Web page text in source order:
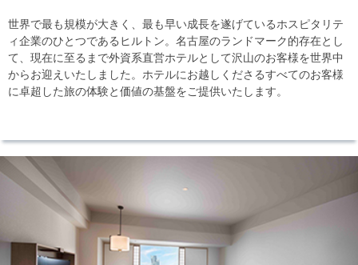
世界で最も規模が大きく、最も早い成長を遂げているホスピタリテ
ィ企業のひとつであるヒルトン。名古屋のランドマーク的存在とし
て、現在に至るまで外資系直営ホテルとして沢山のお客様を世界中
からお迎えいたしました。ホテルにお越しくださるすべてのお客様
に卓超した旅の体験と価値の基盤をご提供いたします。